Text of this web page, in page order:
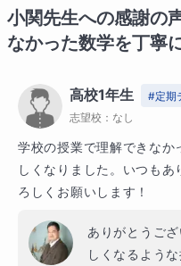
小関先生への感謝の
なかった数学を丁寧
高校1年生 #定期
志望校： なし
学校の授業で理解できなか
しくなりました。いつも
ろしくお願いします！
ありがとうご
しくなるよう